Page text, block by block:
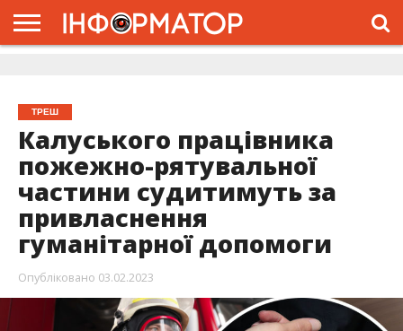
ТРЕШ
Калуського працівника
пожежно-рятувальної
частини судитимуть за
привласнення
гуманітарної допомоги
Опубліковано 03.02.2023